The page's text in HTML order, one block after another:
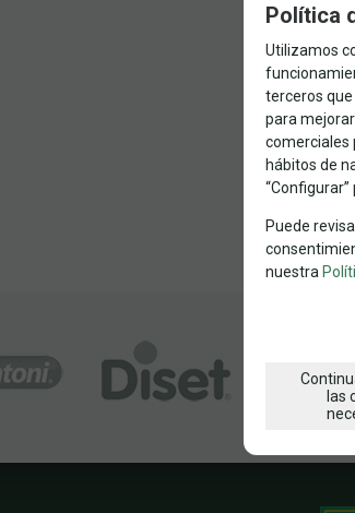
Política
Utilizamos
terceros
para
comerciales
hábitos de
Puede
nuestra
las